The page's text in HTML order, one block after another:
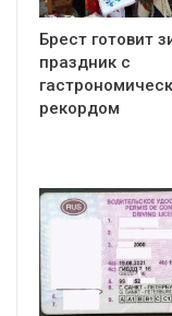
Брест готовит
праздник с
рекордом